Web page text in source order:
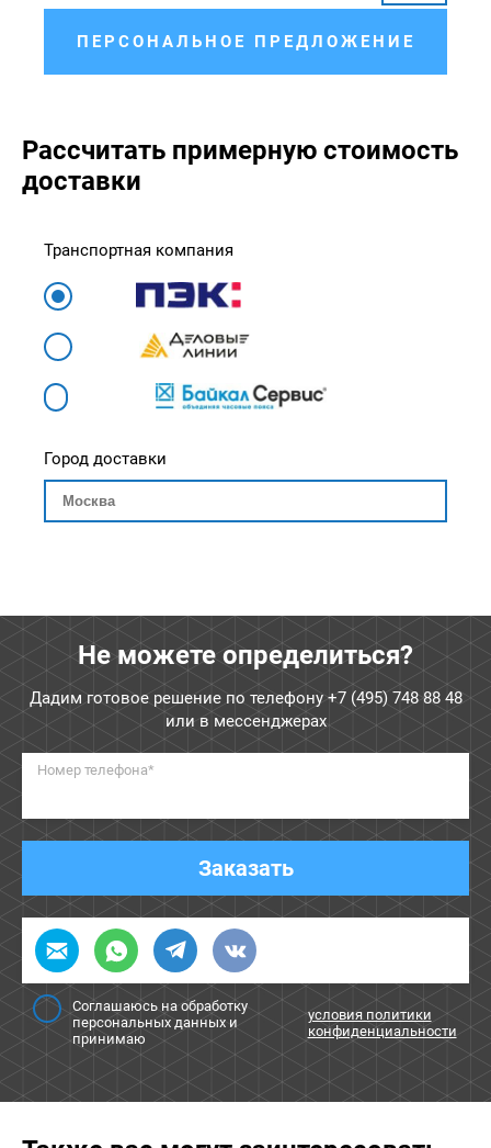
ПЕРСОНАЛЬНОЕ ПРЕДЛОЖЕНИЕ
Рассчитать примерную стоимость
доставки
Транспортная компания
Город доставки
Не можете определиться?
Дадим готовое решение по телефону +7 (495) 748 88 48
или в мессенджерах
Номер телефона*
Заказать
Соглашаюсь на обработку
персональных данных и
принимаю
условия политики
конфиденциальности